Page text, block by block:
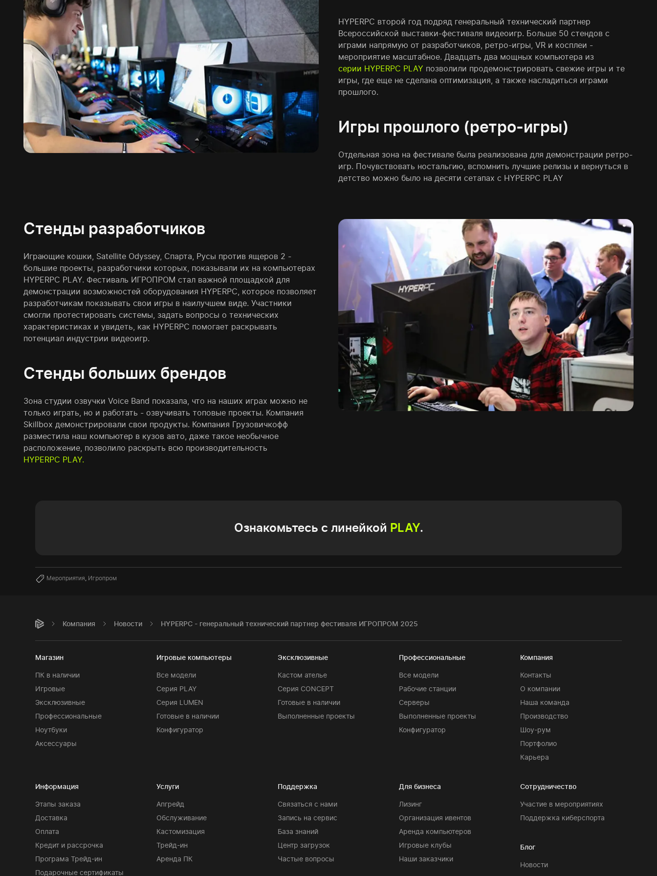
HYPERPC второй год подряд генеральный технический партнер
Всероссийской выставки-фестиваля видеоигр. Больше 50 стендов с
играми напрямую от разработчиков, ретро-игры, VR и косплеи -
мероприятие масштабное. Двадцать два мощных компьютера из
серии HYPERPC PLAY позволили продемонстрировать свежие игры и те
игры, где еще не сделана оптимизация, а также насладиться играми
прошлого.
Игры прошлого (ретро-игры)
Отдельная зона на фестивале была реализована для демонстрации ретро-
игр. Почувствовать ностальгию, вспомнить лучшие релизы и вернуться в
детство можно было на десяти сетапах с HYPERPC PLAY
Стенды разработчиков
Играющие кошки, Satellite Odyssey, Спарта, Русы против ящеров 2 -
большие проекты, разработчики которых, показывали их на компьютерах
HYPERPC PLAY. Фестиваль ИГРОПРОМ стал важной площадкой для
демонстрации возможностей оборудования HYPERPC, которое позволяет
разработчикам показывать свои игры в наилучшем виде. Участники
смогли протестировать системы, задать вопросы о технических
характеристиках и увидеть, как HYPERPC помогает раскрывать
потенциал индустрии видеоигр.
Стенды больших брендов
Зона студии озвучки Voice Band показала, что на наших играх можно не
только играть, но и работать - озвучивать топовые проекты. Компания
Skillbox демонстрировали свои продукты. Компания Грузовичкофф
разместила наш компьютер в кузов авто, даже такое необычное
расположение, позволило раскрыть всю производительность
HYPERPC PLAY.
Ознакомьтесь с линейкой PLAY.
Мероприятия, Игропром
Компания Новости HYPERPC - генеральный технический партнер фестиваля ИГРОПРОМ 2025
Магазин
ПК в наличии
Игровые
Эксклюзивные
Профессиональные
Ноутбуки
Аксессуары
Игровые компьютеры
Все модели
Серия PLAY
Серия LUMEN
Готовые в наличии
Конфигуратор
Эксклюзивные
Кастом ателье
Серия CONCEPT
Готовые в наличии
Выполненные проекты
Профессиональные
Все модели
Рабочие станции
Серверы
Выполненные проекты
Конфигуратор
Компания
Контакты
О компании
Наша команда
Производство
Шоу-рум
Портфолио
Карьера
Информация
Этапы заказа
Доставка
Оплата
Кредит и рассрочка
Програма Трейд-ин
Подарочные сертификаты
Услуги
Апгрейд
Обслуживание
Кастомизация
Трейд-ин
Аренда ПК
Поддержка
Связаться с нами
Запись на сервис
База знаний
Центр загрузок
Частые вопросы
Для бизнеса
Лизинг
Организация ивентов
Аренда компьютеров
Игровые клубы
Наши заказчики
Сотрудничество
Участие в мероприятиях
Поддержка киберспорта
Блог
Новости